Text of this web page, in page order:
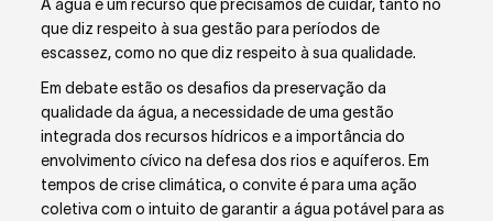
A água é um recurso que precisamos de cuidar, tanto no
que diz respeito à sua gestão para períodos de
escassez, como no que diz respeito à sua qualidade.
Em debate estão os desafios da preservação da
qualidade da água, a necessidade de uma gestão
integrada dos recursos hídricos e a importância do
envolvimento cívico na defesa dos rios e aquíferos. Em
tempos de crise climática, o convite é para uma ação
coletiva com o intuito de garantir a água potável para as